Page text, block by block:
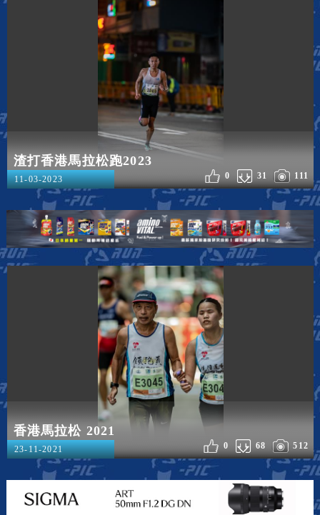
渣打香港馬拉松跑2023
111
31
0
11-03-2023
香港馬拉松 2021
512
68
0
23-11-2021